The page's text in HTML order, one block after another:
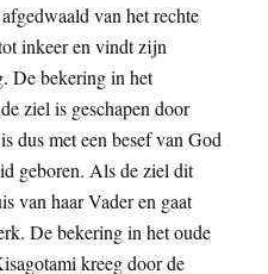
van het rechte
inkeer en vindt zijn
De bekering in het
ziel is geschapen door
dus met een besef van God
geboren. Als de ziel dit
van haar Vader en gaat
De bekering in het oude
kreeg door de